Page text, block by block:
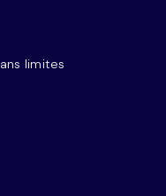
limites